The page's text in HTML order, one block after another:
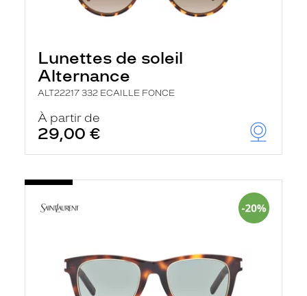
Lunettes de soleil
Alternance
ALT22217 332 ECAILLE FONCE
À partir de
29,00 €